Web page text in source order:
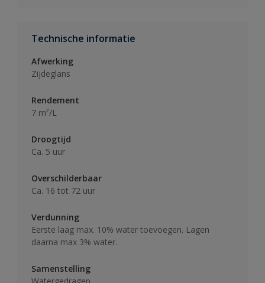
Technische informatie
Afwerking
Zijdeglans
Rendement
7 m²/L
Droogtijd
Ca. 5 uur
Overschilderbaar
Ca. 16 tot 72 uur
Verdunning
Eerste laag max. 10% water toevoegen. Lagen
daarna max 3% water.
Samenstelling